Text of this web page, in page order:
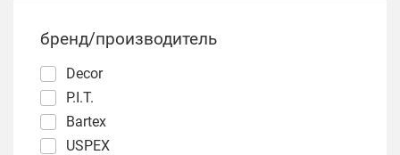
бренд/производитель
Decor
P.I.T.
Bartex
USPEX